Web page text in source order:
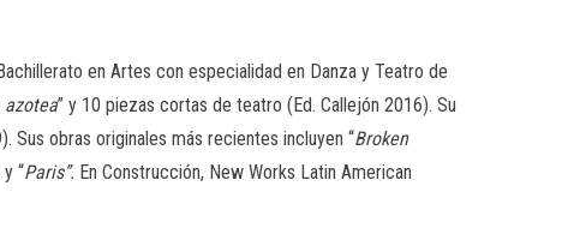
en Artes con especialidad en Danza y Teatro de
azotea” y 10 piezas cortas de teatro (Ed. Callejón 2016). Su
Sus obras originales más recientes incluyen “Broken
“Paris”. En Construcción, New Works Latin American